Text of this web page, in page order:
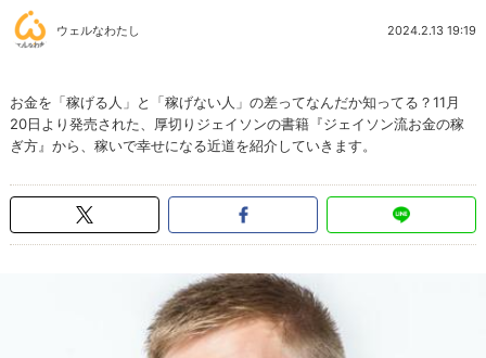
ウェルなわたし 2024.2.13 19:19
お金を「稼げる人」と「稼げない人」の差ってなんだか知ってる？11月
20日より発売された、厚切りジェイソンの書籍『ジェイソン流お金の稼
ぎ方』から、稼いで幸せになる近道を紹介していきます。